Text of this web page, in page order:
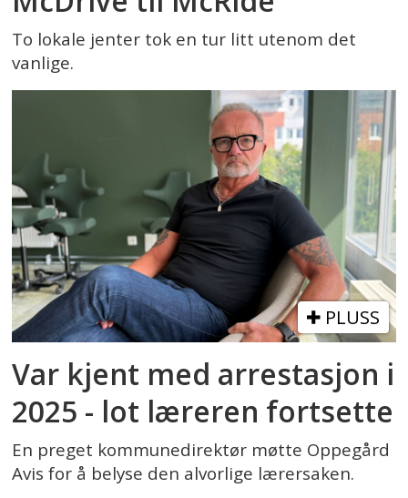
To lokale jenter tok en tur litt utenom det
vanlige.
PLUSS
Var kjent med arrestasjon i
2025 - lot læreren fortsette
En preget kommunedirektør møtte Oppegård
Avis for å belyse den alvorlige lærersaken.